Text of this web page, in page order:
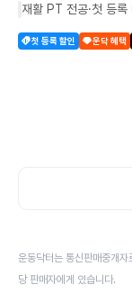
재활 PT 전공·첫 등록
첫 등록 할인 운닥 혜택
운동닥터는 통신판매중개
당 판매자에게 있습니다.